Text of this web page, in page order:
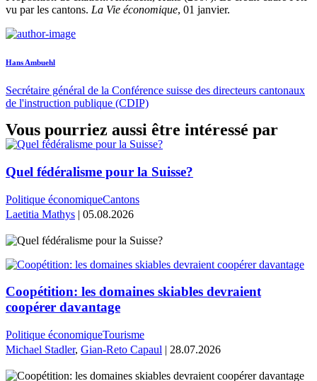
vu par les cantons. La Vie économique, 01 janvier.
Hans Ambuehl
Secrétaire général de la Conférence suisse des directeurs cantonaux
de l'instruction publique (CDIP)
Vous pourriez aussi être intéressé par
Quel fédéralisme pour la Suisse?
Politique économiqueCantons
Laetitia Mathys | 05.08.2026
Coopétition: les domaines skiables devraient
coopérer davantage
Politique économiqueTourisme
Michael Stadler, Gian-Reto Capaul | 28.07.2026